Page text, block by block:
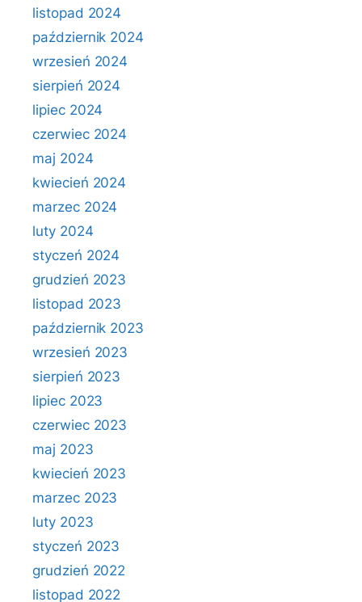
listopad 2024
październik 2024
wrzesień 2024
sierpień 2024
lipiec 2024
czerwiec 2024
maj 2024
kwiecień 2024
marzec 2024
luty 2024
styczeń 2024
grudzień 2023
listopad 2023
październik 2023
wrzesień 2023
sierpień 2023
lipiec 2023
czerwiec 2023
maj 2023
kwiecień 2023
marzec 2023
luty 2023
styczeń 2023
grudzień 2022
listopad 2022